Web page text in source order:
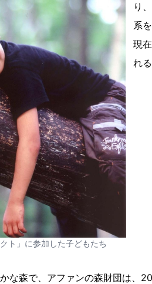
ト」に参加した子どもたち
り
系
現
れ
な森で、アファンの森財団は、